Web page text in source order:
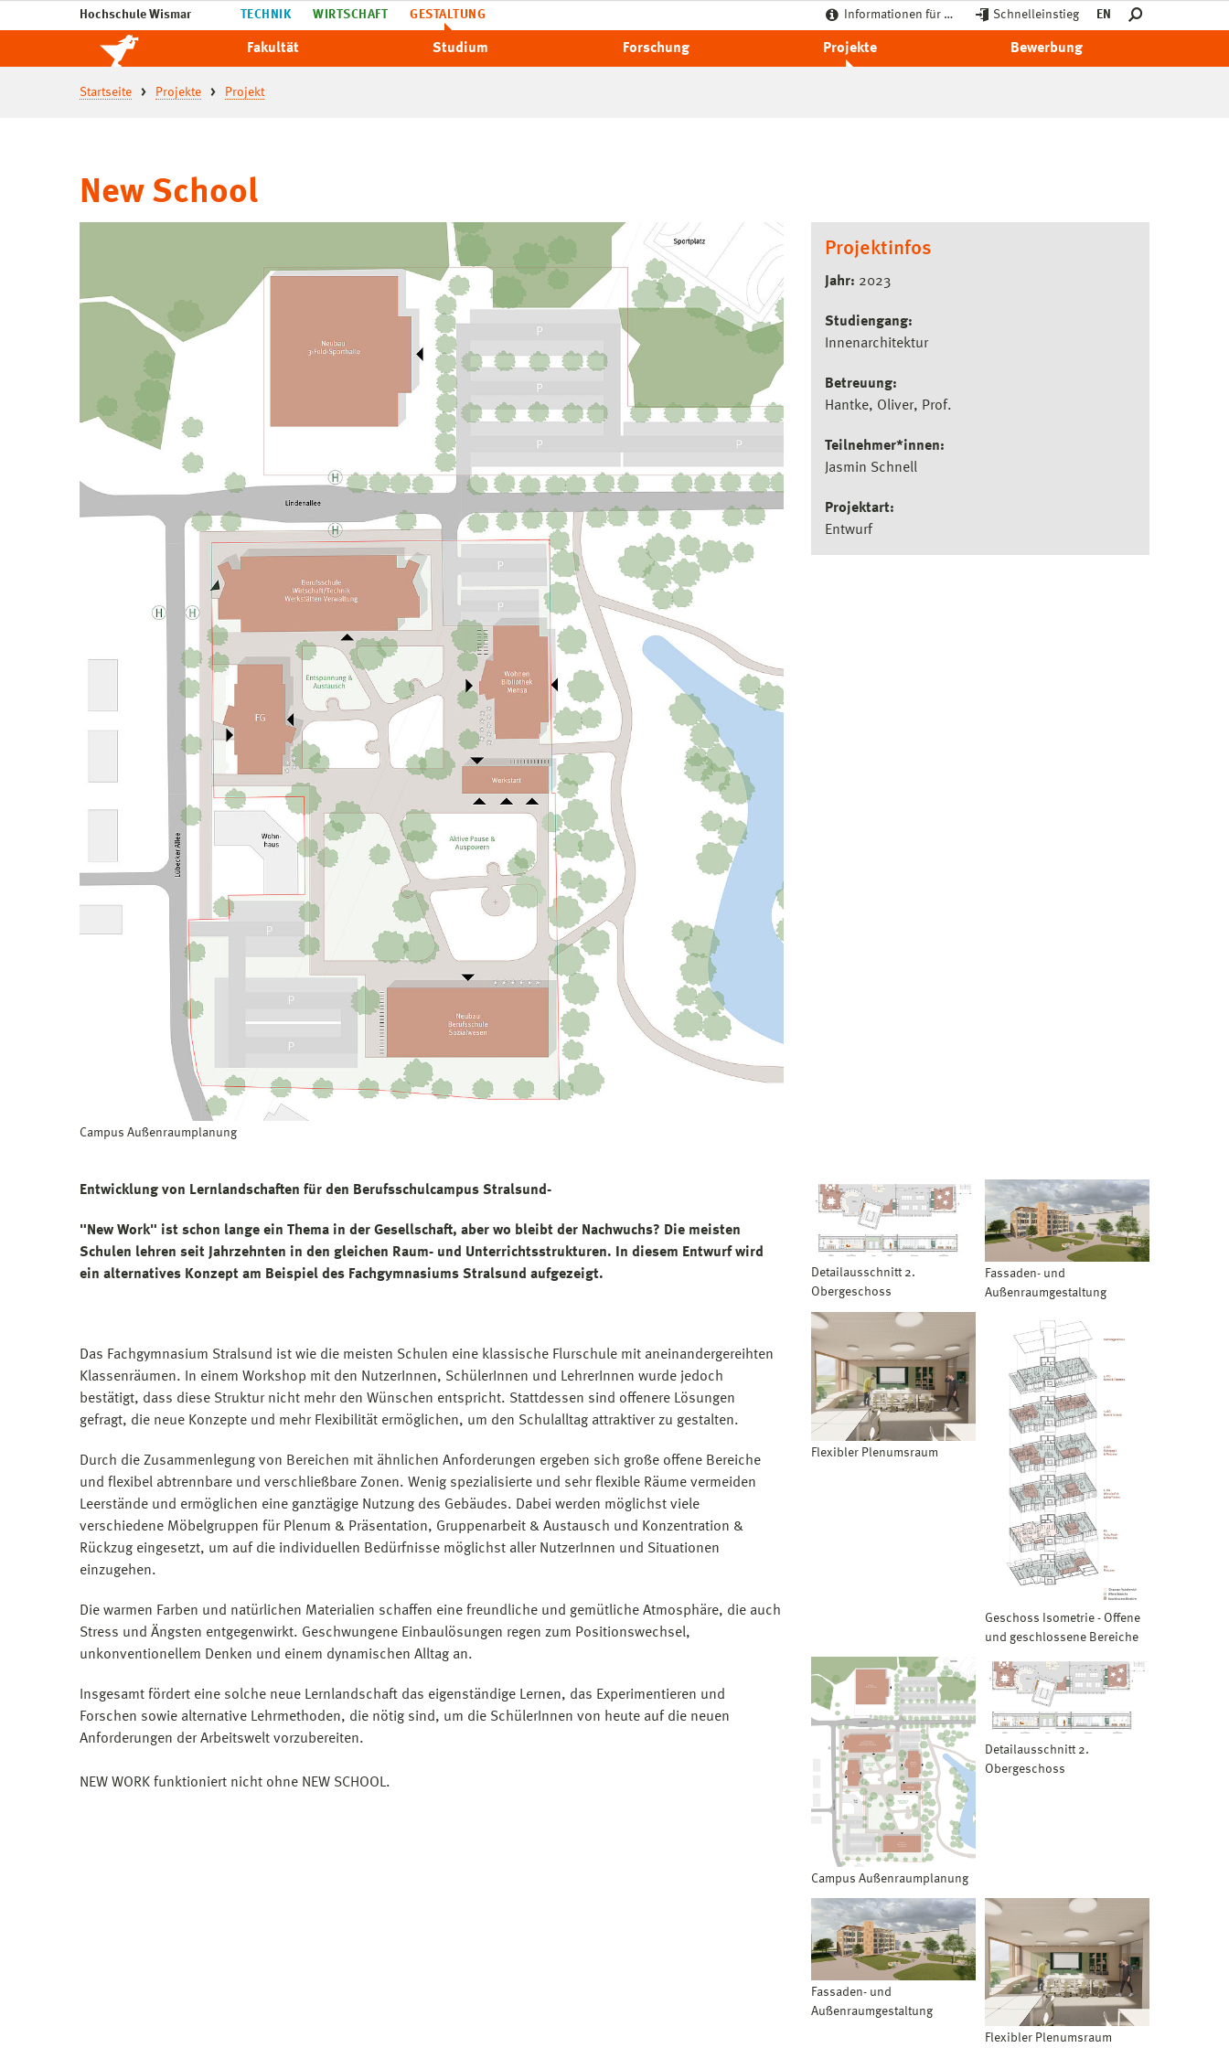
Hochschule Wismar TECHNIK WIRTSCHAFT GESTALTUNG Informationen für … Schnelleinstieg EN
Fakultät Studium Forschung Projekte Bewerbung
Startseite Projekte Projekt
New School
Campus Außenraumplanung
Projektinfos
Jahr: 2023
Studiengang:
Innenarchitektur
Betreuung:
Hantke, Oliver, Prof.
Teilnehmer*innen:
Jasmin Schnell
Projektart:
Entwurf
Entwicklung von Lernlandschaften für den Berufsschulcampus Stralsund-
"New Work" ist schon lange ein Thema in der Gesellschaft, aber wo bleibt der Nachwuchs? Die meisten
Schulen lehren seit Jahrzehnten in den gleichen Raum- und Unterrichtsstrukturen. In diesem Entwurf wird
ein alternatives Konzept am Beispiel des Fachgymnasiums Stralsund aufgezeigt.
Das Fachgymnasium Stralsund ist wie die meisten Schulen eine klassische Flurschule mit aneinandergereihten
Klassenräumen. In einem Workshop mit den NutzerInnen, SchülerInnen und LehrerInnen wurde jedoch
bestätigt, dass diese Struktur nicht mehr den Wünschen entspricht. Stattdessen sind offenere Lösungen
gefragt, die neue Konzepte und mehr Flexibilität ermöglichen, um den Schulalltag attraktiver zu gestalten.
Durch die Zusammenlegung von Bereichen mit ähnlichen Anforderungen ergeben sich große offene Bereiche
und flexibel abtrennbare und verschließbare Zonen. Wenig spezialisierte und sehr flexible Räume vermeiden
Leerstände und ermöglichen eine ganztägige Nutzung des Gebäudes. Dabei werden möglichst viele
verschiedene Möbelgruppen für Plenum & Präsentation, Gruppenarbeit & Austausch und Konzentration &
Rückzug eingesetzt, um auf die individuellen Bedürfnisse möglichst aller NutzerInnen und Situationen
einzugehen.
Die warmen Farben und natürlichen Materialien schaffen eine freundliche und gemütliche Atmosphäre, die auch
Stress und Ängsten entgegenwirkt. Geschwungene Einbaulösungen regen zum Positionswechsel,
unkonventionellem Denken und einem dynamischen Alltag an.
Insgesamt fördert eine solche neue Lernlandschaft das eigenständige Lernen, das Experimentieren und
Forschen sowie alternative Lehrmethoden, die nötig sind, um die SchülerInnen von heute auf die neuen
Anforderungen der Arbeitswelt vorzubereiten.
NEW WORK funktioniert nicht ohne NEW SCHOOL.
Detailausschnitt 2.
Obergeschoss
Fassaden- und
Außenraumgestaltung
Flexibler Plenumsraum
Geschoss Isometrie - Offene
und geschlossene Bereiche
Campus Außenraumplanung
Detailausschnitt 2.
Obergeschoss
Fassaden- und
Außenraumgestaltung
Flexibler Plenumsraum